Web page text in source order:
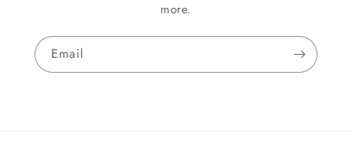
more.
Email